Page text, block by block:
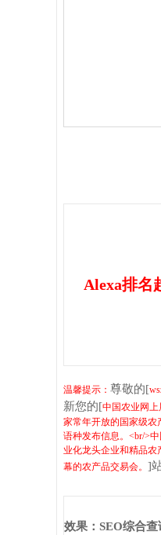
Alexa排名
温馨提示： 尊敬的[
新您的[中国农业网
家常年开放的国家级农
语种发布信息。<br/>
业化龙头企业和精品农
幕的农产品交易会。 ]
效果 ： SEO综合查